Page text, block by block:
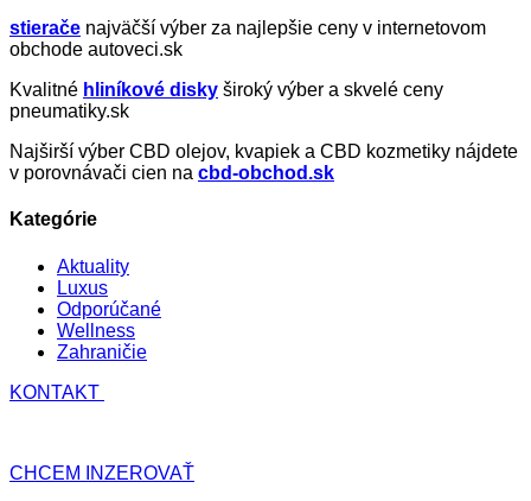
stierače najväčší výber za najlepšie ceny v internetovom
obchode autoveci.sk
Kvalitné hliníkové disky široký výber a skvelé ceny
pneumatiky.sk
Najširší výber CBD olejov, kvapiek a CBD kozmetiky nájdete
v porovnávači cien na cbd-obchod.sk
Kategórie
Aktuality
Luxus
Odporúčané
Wellness
Zahraničie
KONTAKT
CHCEM INZEROVAŤ